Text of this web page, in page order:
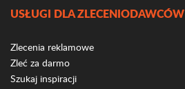
USŁUGI DLA ZLECENIODAWCÓW
Zlecenia reklamowe
Zleć za darmo
Szukaj inspiracji